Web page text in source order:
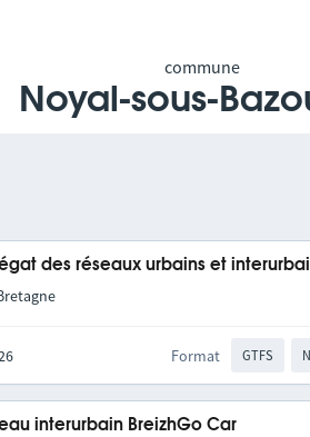
commune
Noyal-sous-
des réseaux urbains et
Format GTFS
interurbain BreizhGo Car